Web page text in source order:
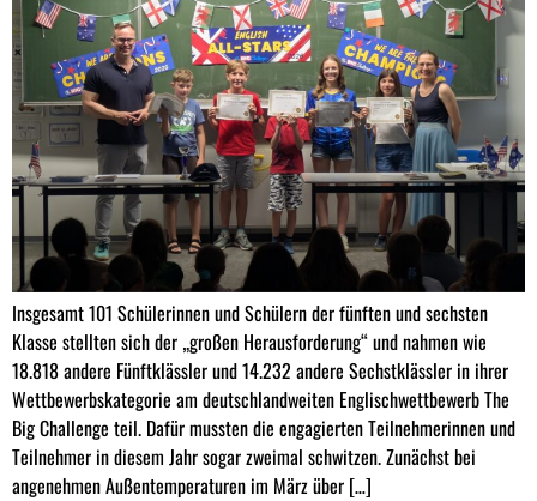
Insgesamt 101 Schülerinnen und Schülern der fünften und sechsten
Klasse stellten sich der „großen Herausforderung“ und nahmen wie
18.818 andere Fünftklässler und 14.232 andere Sechstklässler in ihrer
Wettbewerbskategorie am deutschlandweiten Englischwettbewerb The
Big Challenge teil. Dafür mussten die engagierten Teilnehmerinnen und
Teilnehmer in diesem Jahr sogar zweimal schwitzen. Zunächst bei
angenehmen Außentemperaturen im März über […]